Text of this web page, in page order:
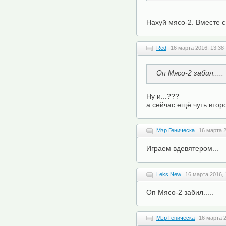
Нахуй мясо-2.
Red 16 марта 2016, 13:38
Оп Мясо-2 забил.....
Ну и...???
а сейчас ещё чуть
Мэр Геническа 16 марта
Играем вдевятером...
Leks New 16 марта 2016,
Оп Мясо-2 забил.....
Мэр Геническа 16 марта